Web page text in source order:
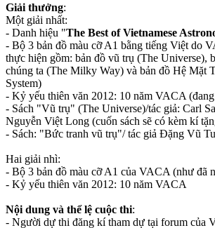
Giải thưởng:
Một giải nhất:
- Danh hiệu "The Best of Vietnamese
- Bộ 3 bản đồ màu cỡ A1 bằng tiếng Việt do
thực hiện gồm: bản đồ vũ trụ (The Universe),
chúng ta (The Milky Way) và bản đồ Hệ Mặt
System)
- Kỷ yếu thiên văn 2012: 10 năm VACA
- Sách "Vũ trụ" (The Universe)/tác giả: Carl
Nguyễn Việt Long (cuốn sách sẽ có kèm kí
- Sách: "Bức tranh vũ trụ"/ tác giả Đặng Vũ
Hai giải nhì:
- Bộ 3 bản đồ màu cỡ A1 của VACA (như đã
- Kỷ yếu thiên văn 2012: 10 năm VACA
Nội dung và thể lệ cuộc thi:
- Người dự thi đăng kí tham dự tại forum của